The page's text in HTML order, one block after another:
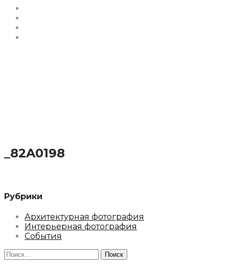
_82A0198
Рубрики
Архитектурная фотография
Интерьерная фотография
События
Найти: